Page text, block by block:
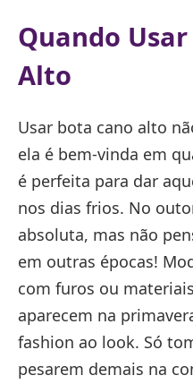
Quando
Alto
Usar bota cano alto
ela é bem-vinda em
é perfeita para dar
nos dias frios. No
absoluta, mas não
em outras épocas!
com furos ou
aparecem na
fashion ao look. Só
pesarem demais na